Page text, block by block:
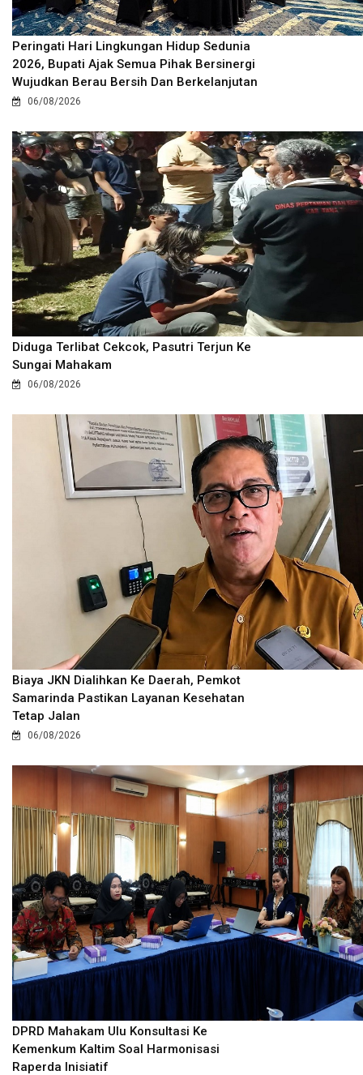
Peringati Hari Lingkungan Hidup Sedunia
2026, Bupati Ajak Semua Pihak Bersinergi
Wujudkan Berau Bersih Dan Berkelanjutan
06/08/2026
Diduga Terlibat Cekcok, Pasutri Terjun Ke
Sungai Mahakam
06/08/2026
Biaya JKN Dialihkan Ke Daerah, Pemkot
Samarinda Pastikan Layanan Kesehatan
Tetap Jalan
06/08/2026
DPRD Mahakam Ulu Konsultasi Ke
Kemenkum Kaltim Soal Harmonisasi
Raperda Inisiatif